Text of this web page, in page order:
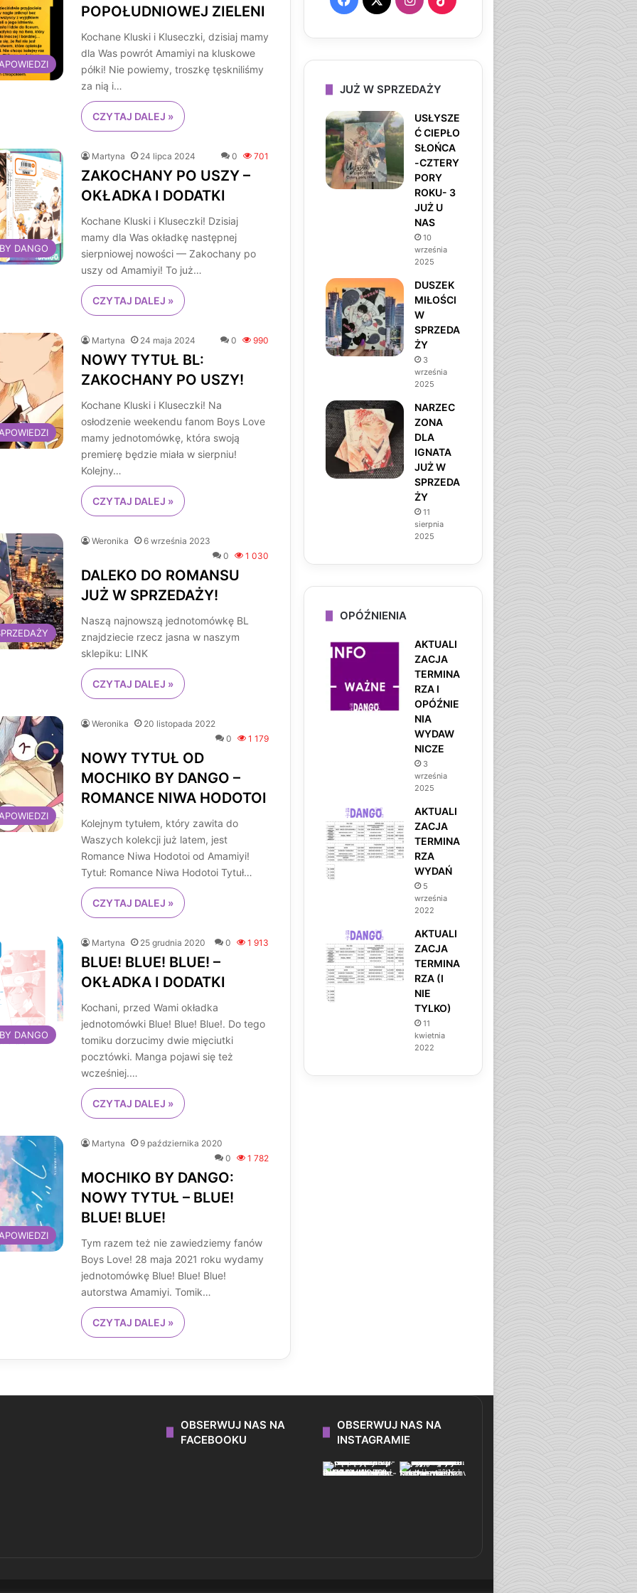
POPOŁUDNIOWEJ ZIELENI
Kochane Kluski i Kluseczki, dzisiaj mamy
dla Was powrót Amamiyi na kluskowe
półki! Nie powiemy, troszkę tęskniliśmy
za nią i…
CZYTAJ DALEJ »
DANGO
Martyna 24 lipca 2024 0 701
ZAKOCHANY PO USZY –
OKŁADKA I DODATKI
Kochane Kluski i Kluseczki! Dzisiaj
mamy dla Was okładkę następnej
sierpniowej nowości — Zakochany po
uszy od Amamiyi! To już…
CZYTAJ DALEJ »
Martyna 24 maja 2024 0 990
NOWY TYTUŁ BL:
ZAKOCHANY PO USZY!
Kochane Kluski i Kluseczki! Na
osłodzenie weekendu fanom Boys Love
mamy jednotomówkę, która swoją
premierę będzie miała w sierpniu!
Kolejny…
CZYTAJ DALEJ »
Weronika
6 września 2023
0
1 030
DALEKO DO ROMANSU
JUŻ W SPRZEDAŻY!
Naszą najnowszą jednotomówkę BL
znajdziecie rzecz jasna w naszym
sklepiku: LINK
CZYTAJ DALEJ »
Weronika
20 listopada 2022
0
1 179
NOWY TYTUŁ OD
MOCHIKO BY DANGO –
ROMANCE NIWA HODOTOI
Kolejnym tytułem, który zawita do
Waszych kolekcji już latem, jest
Romance Niwa Hodotoi od Amamiyi!
Tytuł: Romance Niwa Hodotoi Tytuł…
CZYTAJ DALEJ »
DANGO
Martyna 25 grudnia 2020 0 1 913
BLUE! BLUE! BLUE! –
OKŁADKA I DODATKI
Kochani, przed Wami okładka
jednotomówki Blue! Blue! Blue!. Do tego
tomiku dorzucimy dwie mięciutki
pocztówki. Manga pojawi się też
wcześniej.…
CZYTAJ DALEJ »
Martyna
9 października 2020
0
1 782
MOCHIKO BY DANGO:
NOWY TYTUŁ – BLUE!
BLUE! BLUE!
Tym razem też nie zawiedziemy fanów
Boys Love! 28 maja 2021 roku wydamy
jednotomówkę Blue! Blue! Blue!
autorstwa Amamiyi. Tomik…
CZYTAJ DALEJ »
c
e
b
o
o
s
t
a
g
r
a
m
k
o
k
JUŻ W SPRZEDAŻY
USŁYSZE
Ć CIEPŁO
SŁOŃCA
-CZTERY
PORY
ROKU- 3
JUŻ U
NAS
10
września
2025
DUSZEK
MIŁOŚCI
W
SPRZEDA
ŻY
3
września
2025
NARZEC
ZONA
DLA
IGNATA
JUŻ W
SPRZEDA
ŻY
11
sierpnia
2025
OPÓŹNIENIA
AKTUALI
ZACJA
TERMINA
RZA I
OPÓŹNIE
NIA
WYDAW
NICZE
3
września
2025
AKTUALI
ZACJA
TERMINA
RZA
WYDAŃ
5
września
2022
AKTUALI
ZACJA
TERMINA
RZA (I
NIE
TYLKO)
11
kwietnia
2022
OBSERWUJ NAS NA
FACEBOOKU
OBSERWUJ NAS NA
INSTAGRAMIE